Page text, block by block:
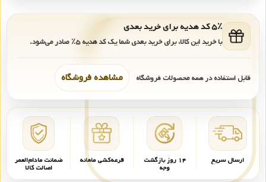
۵٪ کد هدیه برای خرید بعدی
با خرید این کالا، برای خرید بعدی شما یک کد هدیه۵٪ صادر می‌شود.
قابل استفاده در همه محصولات فروشگاه مشاهده فروشگاه
ارسال سریع ۱۴ روز بازگشت
وجه
قرعه‌کشی ماهانه ضمانت مادام‌العمر
اصالت کالا